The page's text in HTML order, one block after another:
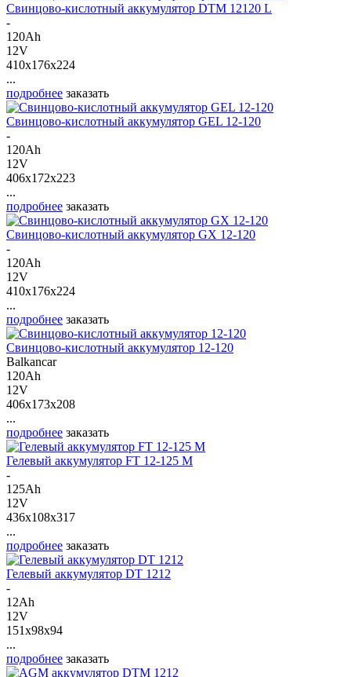
Свинцово-кислотный аккумулятор DTM 12120 L
-
120Ah
12V
410x176x224
...
подробнее заказать
Свинцово-кислотный аккумулятор GEL 12-120
-
120Ah
12V
406x172x223
...
подробнее заказать
Свинцово-кислотный аккумулятор GX 12-120
-
120Ah
12V
410x176x224
...
подробнее заказать
Свинцово-кислотный аккумулятор 12-120
Balkancar
120Ah
12V
406x173x208
...
подробнее заказать
Гелевый аккумулятор FT 12-125 M
-
125Ah
12V
436x108x317
...
подробнее заказать
Гелевый аккумулятор DT 1212
-
12Ah
12V
151x98x94
...
подробнее заказать